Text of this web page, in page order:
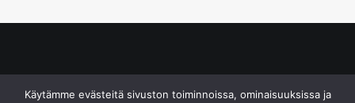
Käytämme evästeitä sivuston toiminnoissa, ominaisuuksissa ja